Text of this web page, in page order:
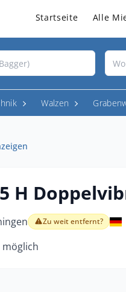
Startseite Alle
Walzen
H
Zu weit entfernt?